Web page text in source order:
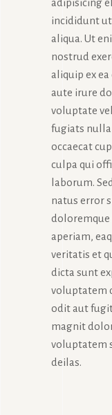
adipisicing
incididunt
aliqua. Ut
nostrud
aliquip ex
aute irure
voluptate
fugiats nulla
occaecat
culpa qui
laborum.
natus error
aperiam,
veritatis et
dicta sunt
voluptatem
odit aut
magnit
voluptatem
deilas.